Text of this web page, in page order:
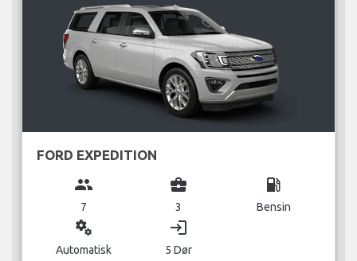
FORD EXPEDITION
group
7
business_center
3
local_gas_station
Bensin
miscellaneous_services
Automatisk
login
5 Dør